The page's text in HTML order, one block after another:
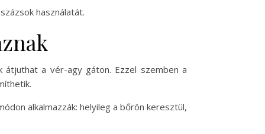
használatát.
átjuthat a vér-agy gáton. Ezzel szemben a
alkalmazzák: helyileg a bőrön keresztül,